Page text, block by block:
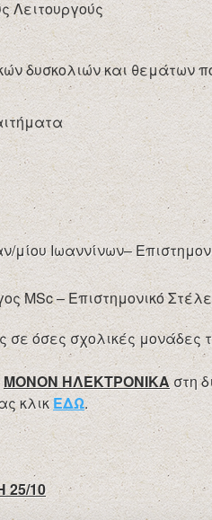
Λειτουργούς
δυσκολιών και θεμάτων
Ιωαννίνων–
MSc – Επιστημονικό
όσες σχολικές μονάδες
ΜΟΝΟΝ ΗΛΕΚΤΡΟΝΙΚΑστη
κλικΕΔΩ.
10